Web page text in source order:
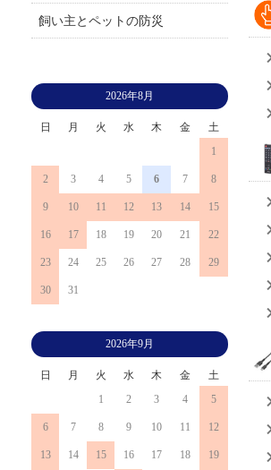
飼い主とペットの防災
2026年8月
日 月 火 水 木 金
土
1
2 3 4 5 6 7 8
9 10 11 12 13 14 15
16 17 18 19 20 21 22
23 24 25 26 27 28 29
30 31
2026年9月
日 月 火 水 木 金
土
1
2 3 4 5
6 7 8 9 10 11 12
13 14 15 16 17 18 19